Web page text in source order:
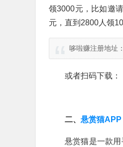
领3000元，比如邀
元，直到2800人领
哆啦赚注册地址：
或者扫码下载：
二、 悬赏猫APP
悬赏猫是一款